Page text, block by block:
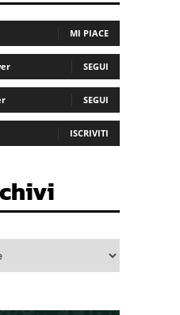
MI PIACE
SEGUI
SEGUI
ISCRIVITI